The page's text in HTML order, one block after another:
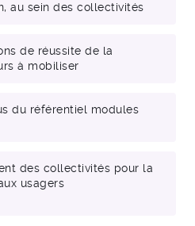
au sein des collectivités
de réussite de la
à mobiliser
du référentiel modules
des collectivités pour la
usagers